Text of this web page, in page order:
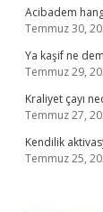
Acibadem
Temmuz 30,
Ya kaşif ne
Temmuz 29,
Kraliyet çayı
Temmuz 27,
Kendilik
Temmuz 25,